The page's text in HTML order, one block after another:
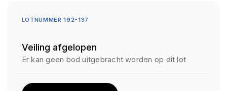
LOTNUMMER 192-137
Veiling afgelopen
Er kan geen bod uitgebracht worden op dit lot